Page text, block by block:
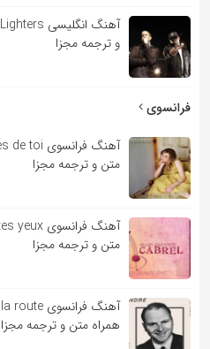
و ترجمه مجزا
فرانسوی
متن و ترجمه مجزا
متن و ترجمه مجزا
همراه متن و ترجمه مجزا